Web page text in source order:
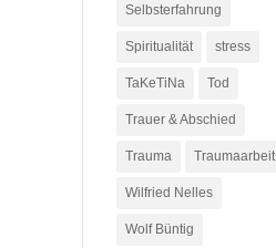
Selbsterfahrung
Spiritualität stress
TaKeTiNa Tod
Trauer & Abschied
Trauma Traumaarbeit
Wilfried Nelles
Wolf Büntig